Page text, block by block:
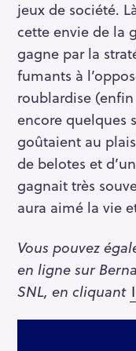
jeux de société.
cette envie de la
gagne par la
fumants à
roublardise (enfin
encore quelques
goûtaient au
de belotes et
gagnait très
aura aimé la vie
Vous pouvez
en ligne sur
SNL, en cliquant